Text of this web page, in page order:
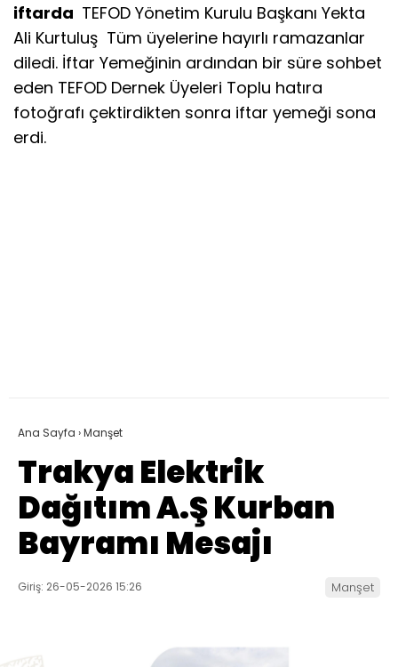
iftarda TEFOD Yönetim Kurulu Başkanı Yekta
Ali Kurtuluş Tüm üyelerine hayırlı ramazanlar
diledi. İftar Yemeğinin ardından bir süre sohbet
eden TEFOD Dernek Üyeleri Toplu hatıra
fotoğrafı çektirdikten sonra iftar yemeği sona
erdi.
Ana Sayfa ›Manşet
Trakya Elektrik
Dağıtım A.Ş Kurban
Bayramı Mesajı
Giriş: 26-05-2026 15:26 Manşet